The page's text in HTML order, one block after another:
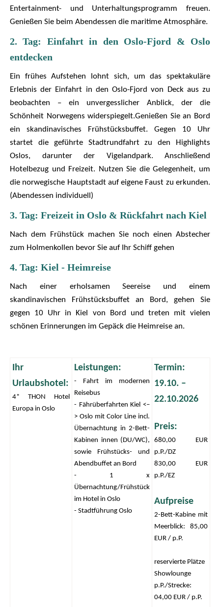
Entertainment- und Unterhaltungsprogramm freuen.
Genießen Sie beim Abendessen die maritime Atmosphäre.
2. Tag: Einfahrt in den Oslo-Fjord & Oslo
entdecken
Ein frühes Aufstehen lohnt sich, um das spektakuläre
Erlebnis der Einfahrt in den Oslo-Fjord von Deck aus zu
beobachten – ein unvergesslicher Anblick, der die
Schönheit Norwegens widerspiegelt.Genießen Sie an Bord
ein skandinavisches Frühstücksbuffet. Gegen 10 Uhr
startet die geführte Stadtrundfahrt zu den Highlights
Oslos, darunter der Vigelandpark. Anschließend
Hotelbezug und Freizeit. Nutzen Sie die Gelegenheit, um
die norwegische Hauptstadt auf eigene Faust zu erkunden.
(Abendessen individuell)
3. Tag: Freizeit in Oslo & Rückfahrt nach Kiel
Nach dem Frühstück machen Sie noch einen Abstecher
zum Holmenkollen bevor Sie auf Ihr Schiff gehen
4. Tag: Kiel - Heimreise
Nach einer erholsamen Seereise und einem
skandinavischen Frühstücksbuffet an Bord, gehen Sie
gegen 10 Uhr in Kiel von Bord und treten mit vielen
schönen Erinnerungen im Gepäck die Heimreise an.
Ihr
Urlaubshotel:
4* THON Hotel
Europa in Oslo
Leistungen:
- Fahrt im modernen
Reisebus
- Fährüberfahrten Kiel <–
> Oslo mit Color Line incl.
Übernachtung in 2-Bett-
Kabinen innen (DU/WC),
sowie Frühstücks- und
Abendbuffet an Bord
- 1 x
Übernachtung/Frühstück
im Hotel in Oslo
- Stadtführung Oslo
Termin:
19.10. –
22.10.2026
Preis:
680,00 EUR
p.P./DZ
830,00 EUR
p.P./EZ
Aufpreise
2-Bett-Kabine mit
Meerblick: 85,00
EUR / p.P.
reservierte Plätze
Showlounge
p.P./Strecke:
04,00 EUR / p.P.